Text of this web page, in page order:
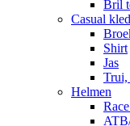
Bril
Casual
Shirt
Jas
Trui,
Helmen